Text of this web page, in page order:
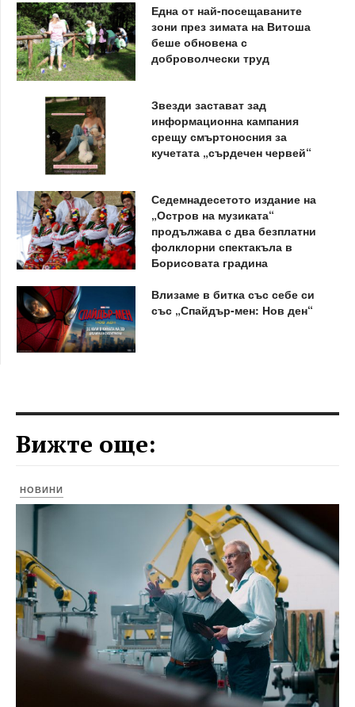
Една от най-посещаваните
зони през зимата на Витоша
беше обновена с
доброволчески труд
Звезди застават зад
информационна кампания
срещу смъртоносния за
кучетата „сърдечен червей“
Седемнадесетото издание на
„Остров на музиката“
продължава с два безплатни
фолклорни спектакъла в
Борисовата градина
Влизаме в битка със себе си
със „Спайдър-мен: Нов ден“
Вижте още:
НОВИНИ